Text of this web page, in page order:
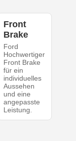
Front
Brake
Ford
Hochwertiger
Front Brake
für ein
individuelles
Aussehen
und eine
angepasste
Leistung.